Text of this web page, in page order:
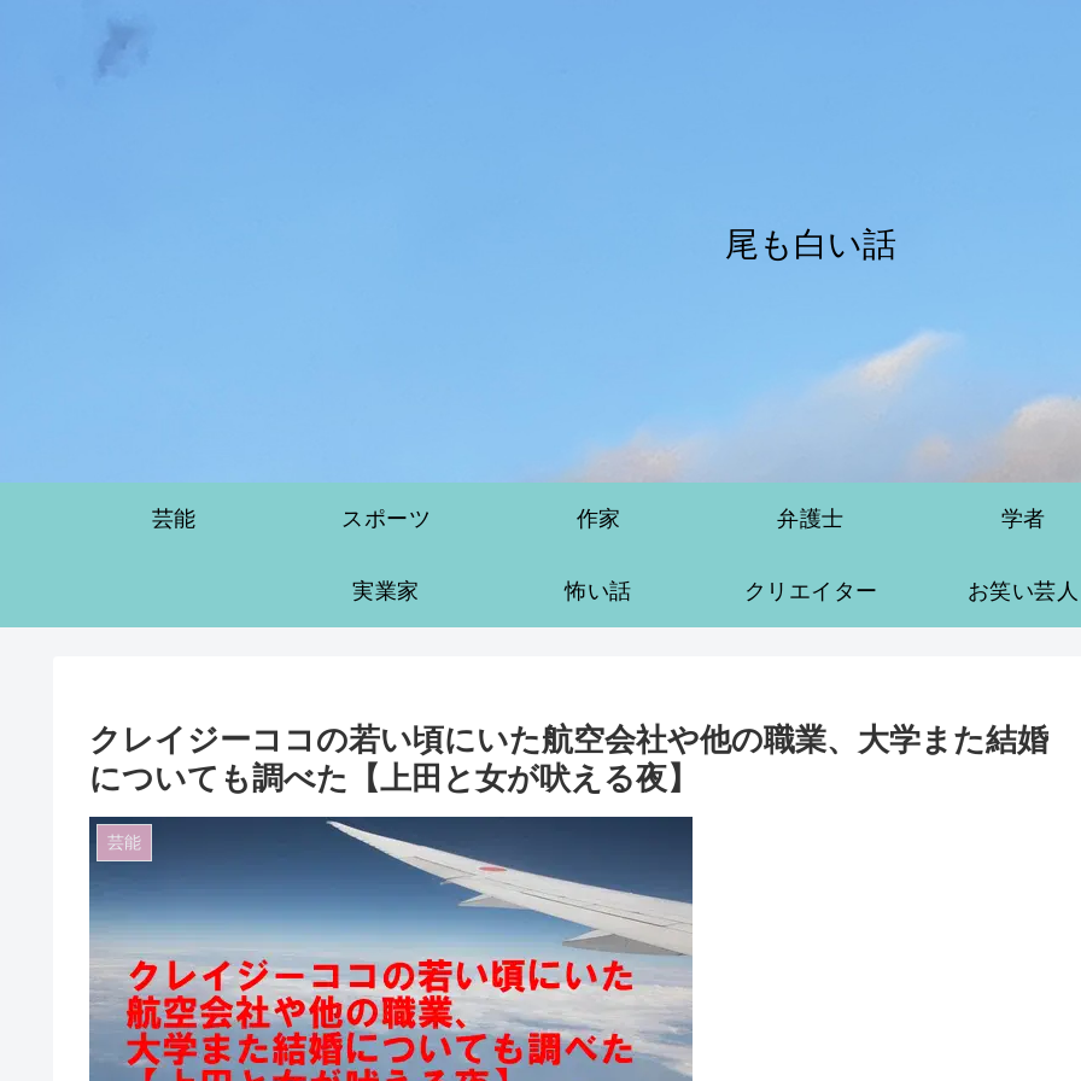
尾も白い話
芸能 スポーツ 作家 弁護士 学者
実業家 怖い話 クリエイター お笑い芸人
クレイジーココの若い頃にいた航空会社や他の職業、大学また結婚
についても調べた【上田と女が吠える夜】
芸能